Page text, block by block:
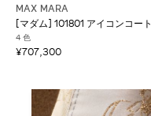
MAX MARA
[マダム] 101801 アイコンコート
4 色
¥707,300